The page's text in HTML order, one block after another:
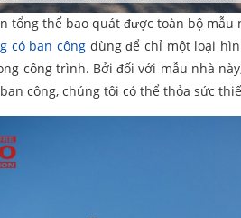
tổng thể bao quát được toàn bộ
có ban côngdùng để chỉ một loại
công trình. Bởi đối với mẫu nhà
công, chúng tôi có thể thỏa sức